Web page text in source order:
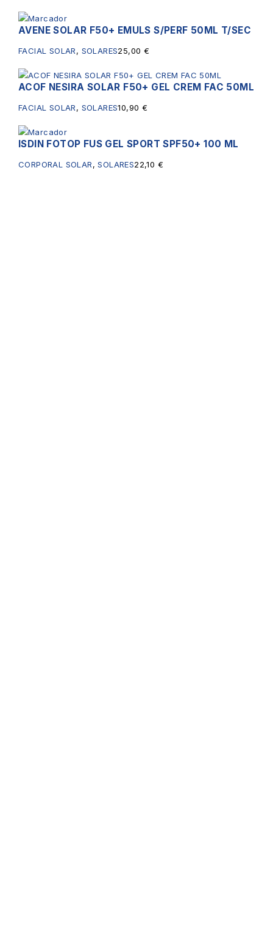
AVENE SOLAR F50+ EMULS S/PERF 50ML T/SEC
FACIAL SOLAR, SOLARES25,00 €
ACOF NESIRA SOLAR F50+ GEL CREM FAC 50ML
FACIAL SOLAR, SOLARES10,90 €
ISDIN FOTOP FUS GEL SPORT SPF50+ 100 ML
CORPORAL SOLAR,SOLARES22,10 €